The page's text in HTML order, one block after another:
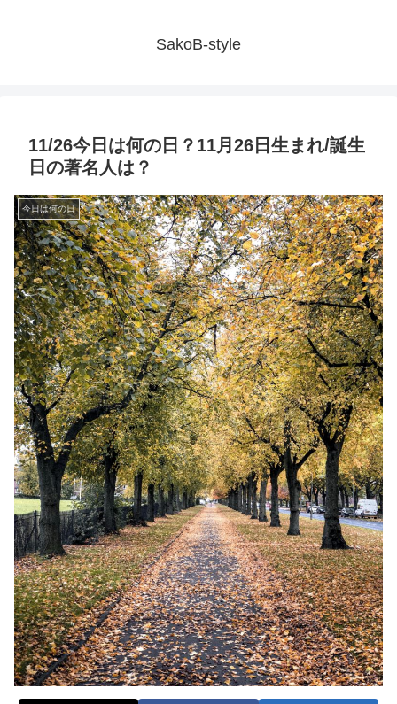
SakoB-style
11/26今日は何の日？11月26日生まれ/誕生
日の著名人は？
今日は何の日